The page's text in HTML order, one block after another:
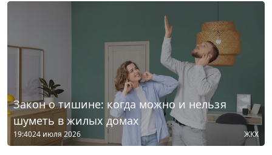
Закон о тишине: когда можно и нельзя
шуметь в жилых домах
19:4024 июля 2026 ЖКХ